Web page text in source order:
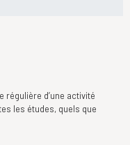
régulière d’une activité
les études, quels que